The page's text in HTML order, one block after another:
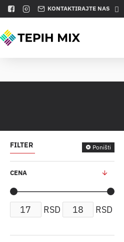
KONTAKTIRAJTE NAS
FILTER Poništi
CENA
RSD RSD